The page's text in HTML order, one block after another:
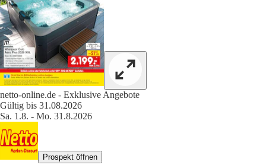
netto-online.de - Exklusive Angebote
Gültig bis 31.08.2026
Sa. 1.8. - Mo. 31.8.2026
Prospekt öffnen